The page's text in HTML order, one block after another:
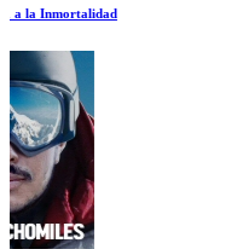
Vikingos Temporada 1 Ep 1-2